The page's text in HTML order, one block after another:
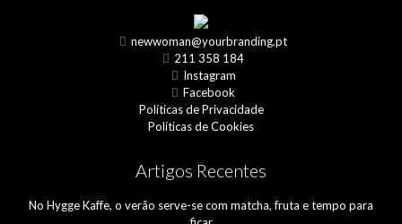
newwoman@yourbranding.pt
211 358 184
Instagram
Facebook
Políticas de Privacidade
Políticas de Cookies
Artigos Recentes
No Hygge Kaffe, o verão serve-se com matcha, fruta e tempo para